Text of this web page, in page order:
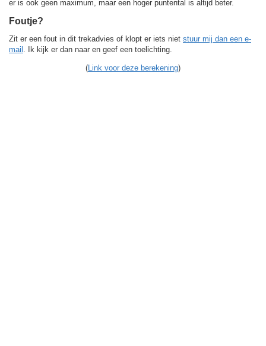
er is ook geen maximum, maar een hoger puntental is altijd beter.
Foutje?
Zit er een fout in dit trekadvies of klopt er iets niet stuur mij dan een e-
mail
. Ik kijk er dan naar en geef een toelichting.
( Link voor deze berekening)